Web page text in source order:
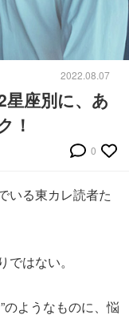
2022.08.07
星座別に、あ
！
0
いる東カレ読者た
はない。
のようなものに、悩